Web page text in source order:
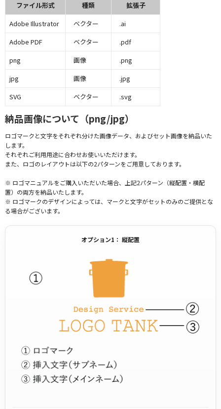
ファイル形式 種類
拡張子
Adobe Illustrator
ベクター
.ai
Adobe PDF
ベクター
.pdf
png
画像
.png
jpg
画像
.jpg
SVG
ベクター .svg
納品画像について（png/jpg）
ロゴマークと文字をそれぞれ分けた画像データ、およびセット画像を納品いた
します。
それぞれご利用用途に合わせお使いいただけます。
また、ロゴのレイアウトは以下の2パターンをご用意しております。
※ ロゴマニュアルをご購入いただいた場合、上記2パターン（縦配置・横配
置）の両方を納品いたします。
※ ロゴマークのデザインによっては、マークと文字がセットのみのご提供とな
る場合がございます。
オプション1： 縦配置